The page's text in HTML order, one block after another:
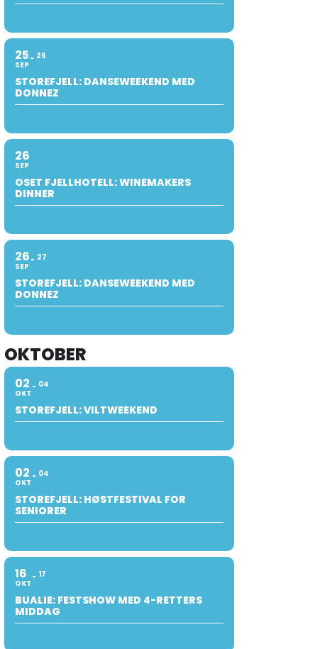
25
SEP
26
STOREFJELL: DANSEWEEKEND MED
DONNEZ
26
SEP
OSET FJELLHOTELL: WINEMAKERS
DINNER
26
SEP
27
STOREFJELL: DANSEWEEKEND MED
DONNEZ
OKTOBER
02
OKT
04
STOREFJELL: VILTWEEKEND
02
OKT
04
STOREFJELL: HØSTFESTIVAL FOR
SENIORER
16
OKT
17
BUALIE: FESTSHOW MED 4-RETTERS
MIDDAG